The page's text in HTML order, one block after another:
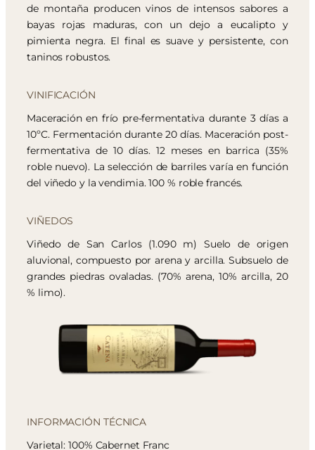
de montaña producen vinos de intensos sabores a
bayas rojas maduras, con un dejo a eucalipto y
pimienta negra. El final es suave y persistente, con
taninos robustos.
VINIFICACIÓN
Maceración en frío pre-fermentativa durante 3 días a
10ºC. Fermentación durante 20 días. Maceración post-
fermentativa de 10 días. 12 meses en barrica (35%
roble nuevo). La selección de barriles varía en función
del viñedo y la vendimia. 100 % roble francés.
VIÑEDOS
Viñedo de San Carlos (1.090 m) Suelo de origen
aluvional, compuesto por arena y arcilla. Subsuelo de
grandes piedras ovaladas. (70% arena, 10% arcilla, 20
% limo).
INFORMACIÓN TÉCNICA
Varietal: 100% Cabernet Franc